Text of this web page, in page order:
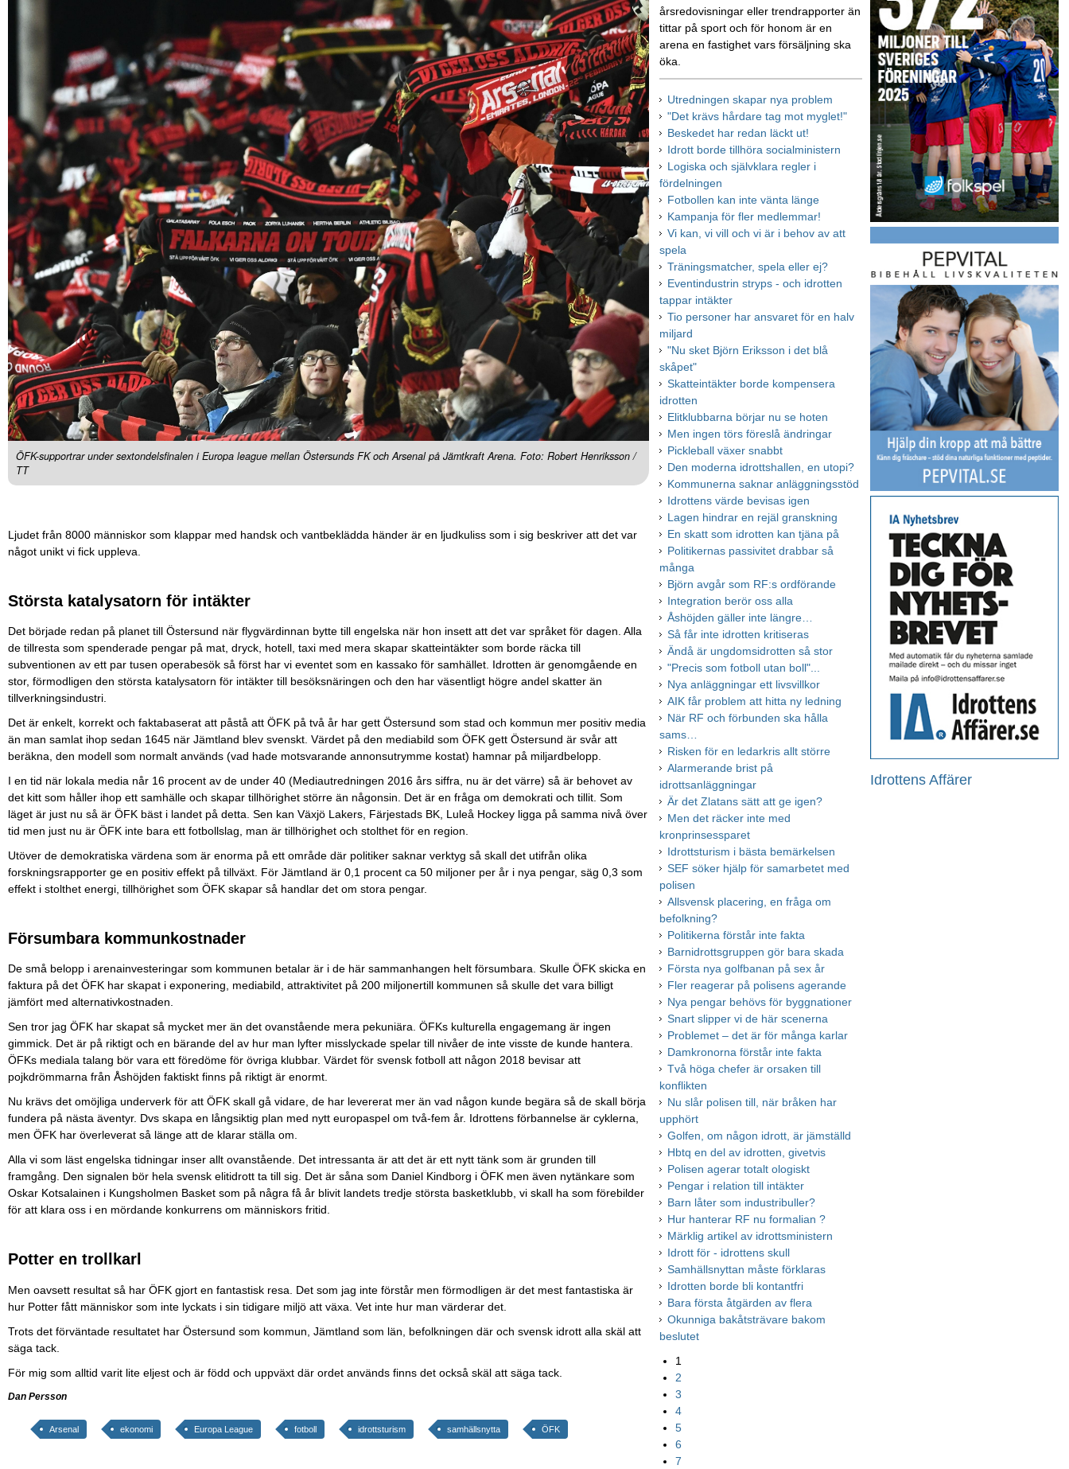
ÖFK-supportrar under sextondelsfinalen i Europa league mellan Östersunds FK och Arsenal på Jämtkraft Arena. Foto: Robert Henriksson /
TT
Ljudet från 8000 människor som klappar med handsk och vantbeklädda händer är en ljudkuliss som i sig beskriver att det var
något unikt vi fick uppleva.
Största katalysatorn för intäkter
Det började redan på planet till Östersund när flygvärdinnan bytte till engelska när hon insett att det var språket för dagen. Alla
de tillresta som spenderade pengar på mat, dryck, hotell, taxi med mera skapar skatteintäkter som borde räcka till
subventionen av ett par tusen operabesök så först har vi eventet som en kassako för samhället. Idrotten är genomgående en
stor, förmodligen den största katalysatorn för intäkter till besöksnäringen och den har väsentligt högre andel skatter än
tillverkningsindustri.
Det är enkelt, korrekt och faktabaserat att påstå att ÖFK på två år har gett Östersund som stad och kommun mer positiv media
än man samlat ihop sedan 1645 när Jämtland blev svenskt. Värdet på den mediabild som ÖFK gett Östersund är svår att
beräkna, den modell som normalt används (vad hade motsvarande annonsutrymme kostat) hamnar på miljardbelopp.
I en tid när lokala media når 16 procent av de under 40 (Mediautredningen 2016 års siffra, nu är det värre) så är behovet av
det kitt som håller ihop ett samhälle och skapar tillhörighet större än någonsin. Det är en fråga om demokrati och tillit. Som
läget är just nu så är ÖFK bäst i landet på detta. Sen kan Växjö Lakers, Färjestads BK, Luleå Hockey ligga på samma nivå över
tid men just nu är ÖFK inte bara ett fotbollslag, man är tillhörighet och stolthet för en region.
Utöver de demokratiska värdena som är enorma på ett område där politiker saknar verktyg så skall det utifrån olika
forskningsrapporter ge en positiv effekt på tillväxt. För Jämtland är 0,1 procent ca 50 miljoner per år i nya pengar, säg 0,3 som
effekt i stolthet energi, tillhörighet som ÖFK skapar så handlar det om stora pengar.
Försumbara kommunkostnader
De små belopp i arenainvesteringar som kommunen betalar är i de här sammanhangen helt försumbara. Skulle ÖFK skicka en
faktura på det ÖFK har skapat i exponering, mediabild, attraktivitet på 200 miljonertill kommunen så skulle det vara billigt
jämfört med alternativkostnaden.
Sen tror jag ÖFK har skapat så mycket mer än det ovanstående mera pekuniära. ÖFKs kulturella engagemang är ingen
gimmick. Det är på riktigt och en bärande del av hur man lyfter misslyckade spelar till nivåer de inte visste de kunde hantera.
ÖFKs mediala talang bör vara ett föredöme för övriga klubbar. Värdet för svensk fotboll att någon 2018 bevisar att
pojkdrömmarna från Åshöjden faktiskt finns på riktigt är enormt.
Nu krävs det omöjliga underverk för att ÖFK skall gå vidare, de har levererat mer än vad någon kunde begära så de skall börja
fundera på nästa äventyr. Dvs skapa en långsiktig plan med nytt europaspel om två-fem år. Idrottens förbannelse är cyklerna,
men ÖFK har överleverat så länge att de klarar ställa om.
Alla vi som läst engelska tidningar inser allt ovanstående. Det intressanta är att det är ett nytt tänk som är grunden till
framgång. Den signalen bör hela svensk elitidrott ta till sig. Det är såna som Daniel Kindborg i ÖFK men även nytänkare som
Oskar Kotsalainen i Kungsholmen Basket som på några få år blivit landets tredje största basketklubb, vi skall ha som förebilder
för att klara oss i en mördande konkurrens om människors fritid.
Potter en trollkarl
Men oavsett resultat så har ÖFK gjort en fantastisk resa. Det som jag inte förstår men förmodligen är det mest fantastiska är
hur Potter fått människor som inte lyckats i sin tidigare miljö att växa. Vet inte hur man värderar det.
Trots det förväntade resultatet har Östersund som kommun, Jämtland som län, befolkningen där och svensk idrott alla skäl att
säga tack.
För mig som alltid varit lite eljest och är född och uppväxt där ordet används finns det också skäl att säga tack.
Dan Persson
Arsenal ekonomi Europa League fotboll idrottsturism samhällsnytta ÖFK
Idrottens Affärer
årsredovisningar eller trendrapporter än
tittar på sport och för honom är en
arena en fastighet vars försäljning ska
öka.
Utredningen skapar nya problem
"Det krävs hårdare tag mot myglet!"
Beskedet har redan läckt ut!
Idrott borde tillhöra socialministern
Logiska och självklara regler i
fördelningen
Fotbollen kan inte vänta länge
Kampanja för fler medlemmar!
Vi kan, vi vill och vi är i behov av att
spela
Träningsmatcher, spela eller ej?
Eventindustrin stryps - och idrotten
tappar intäkter
Tio personer har ansvaret för en halv
miljard
"Nu sket Björn Eriksson i det blå
skåpet"
Skatteintäkter borde kompensera
idrotten
Elitklubbarna börjar nu se hoten
Men ingen törs föreslå ändringar
Pickleball växer snabbt
Den moderna idrottshallen, en utopi?
Kommunerna saknar anläggningsstöd
Idrottens värde bevisas igen
Lagen hindrar en rejäl granskning
En skatt som idrotten kan tjäna på
Politikernas passivitet drabbar så
många
Björn avgår som RF:s ordförande
Integration berör oss alla
Åshöjden gäller inte längre…
Så får inte idrotten kritiseras
Ändå är ungdomsidrotten så stor
"Precis som fotboll utan boll"...
Nya anläggningar ett livsvillkor
AIK får problem att hitta ny ledning
När RF och förbunden ska hålla
sams…
Risken för en ledarkris allt större
Alarmerande brist på
idrottsanläggningar
Är det Zlatans sätt att ge igen?
Men det räcker inte med
kronprinsessparet
Idrottsturism i bästa bemärkelsen
SEF söker hjälp för samarbetet med
polisen
Allsvensk placering, en fråga om
befolkning?
Politikerna förstår inte fakta
Barnidrottsgruppen gör bara skada
Första nya golfbanan på sex år
Fler reagerar på polisens agerande
Nya pengar behövs för byggnationer
Snart slipper vi de här scenerna
Problemet – det är för många karlar
Damkronorna förstår inte fakta
Två höga chefer är orsaken till
konflikten
Nu slår polisen till, när bråken har
upphört
Golfen, om någon idrott, är jämställd
Hbtq en del av idrotten, givetvis
Polisen agerar totalt ologiskt
Pengar i relation till intäkter
Barn låter som industribuller?
Hur hanterar RF nu formalian ?
Märklig artikel av idrottsministern
Idrott för - idrottens skull
Samhällsnyttan måste förklaras
Idrotten borde bli kontantfri
Bara första åtgärden av flera
Okunniga bakåtsträvare bakom
beslutet
1
2
3
4
5
6
7